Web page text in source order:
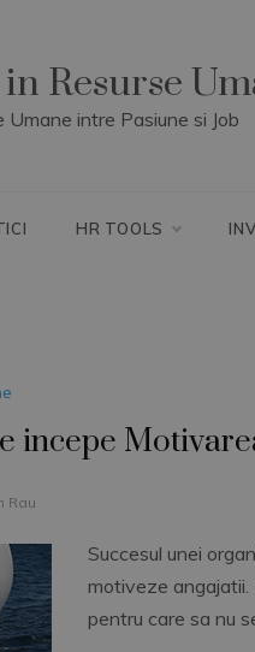
Resurse
intre Pasiune si Job
HR TOOLS
incepe
Rau
Succesul unei
motiveze
pentru care sa nu